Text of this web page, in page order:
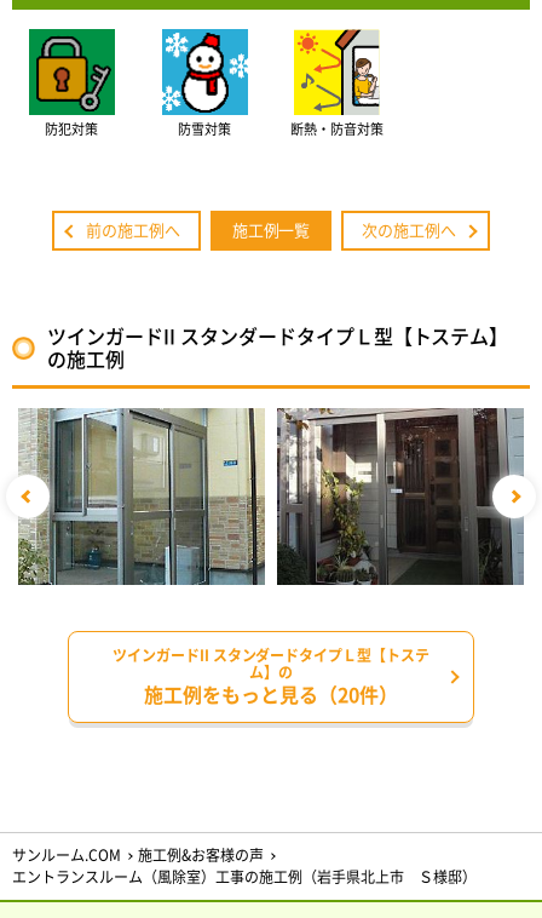
防犯対策 防雪対策 断熱・防音対策
前の施工例へ 施工例一覧 次の施工例へ
ツインガードII スタンダードタイプＬ型【トステム】
の施工例
ツインガードII スタンダードタイプＬ型【トステ
ム】の
施工例をもっと見る（20件）
サンルーム.COM
施工例&お客様の声
エントランスルーム（風除室）工事の施工例（岩手県北上市 Ｓ様邸）